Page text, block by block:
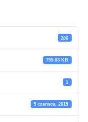
286
755.03 KB
1
5 czerwca, 2015